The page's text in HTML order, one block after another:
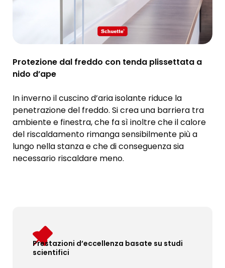
Protezione dal freddo con tenda plissettata a
nido d’ape
In inverno il cuscino d’aria isolante riduce la
penetrazione del freddo. Si crea una barriera tra
ambiente e finestra, che fa sì inoltre che il calore
del riscaldamento rimanga sensibilmente più a
lungo nella stanza e che di conseguenza sia
necessario riscaldare meno.
Prestazioni d’eccellenza basate su studi
scientifici